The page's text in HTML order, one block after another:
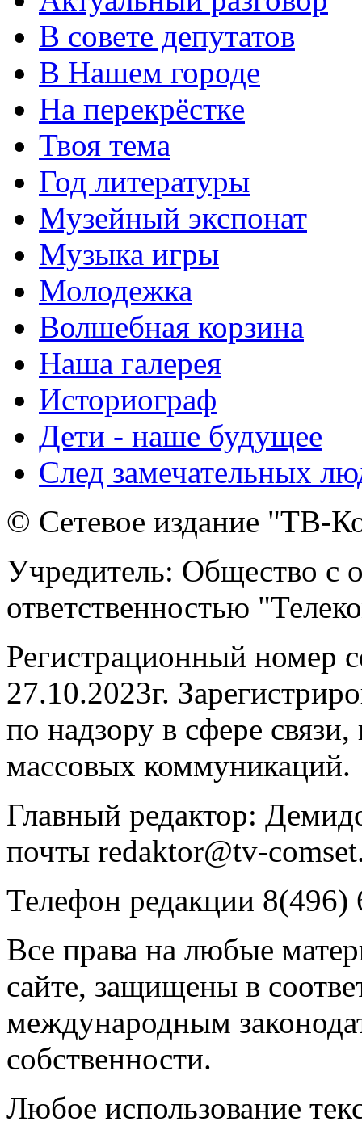
В совете депутатов
В Нашем городе
На перекрёстке
Твоя тема
Год литературы
Музейный экспонат
Музыка игры
Молодежка
Волшебная корзина
Наша галерея
Историограф
Дети - наше будущее
След замечательных
© Сетевое издание "ТВ-
Учредитель: Общество с
ответственностью
Регистрационный
27.10.2023г.
по надзору в сфере
массовых коммуникаций.
Главный редактор:
почты redaktor@tv-
Телефон редакции 8(496)
Все права на любые
сайте, защищены в
международным
собственности.
Любое использование